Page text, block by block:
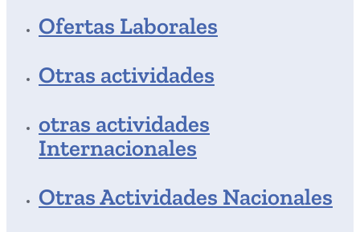
Ofertas Laborales
Otras actividades
otras actividades
Internacionales
Otras Actividades Nacionales